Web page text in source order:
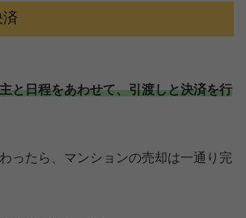
済
と日程をあわせて、引渡しと決済を行
ったら、マンションの売却は一通り完